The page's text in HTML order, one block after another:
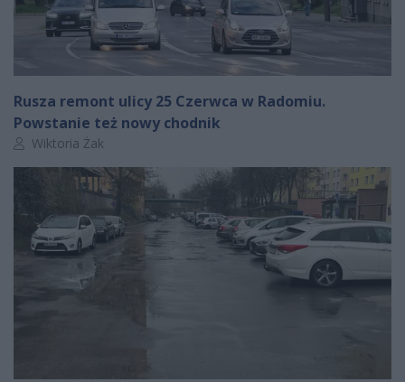
Rusza remont ulicy 25 Czerwca w Radomiu.
Powstanie też nowy chodnik
Autor artykułu:
Wiktoria Żak